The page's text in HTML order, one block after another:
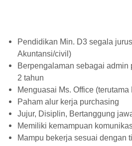
Pendidikan Min. D3 segala
Akuntansi/civil)
Berpengalaman sebagai admin
2 tahun
Menguasai Ms. Office
Paham alur kerja purchasing
Jujur, Disiplin, Bertanggung
Memiliki kemampuan
Mampu bekerja sesuai dengan